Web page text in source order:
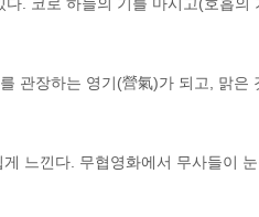
관장하는 영기(營氣)가 되고, 맑은
느낀다. 무협영화에서 무사들이